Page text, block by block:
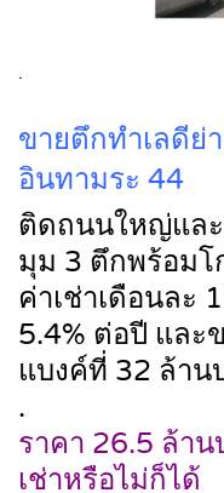
.
ขายตึกทำเลดีย่
อินทามระ 44
ติดถนนใหญ่แล
มุม 3 ตึกพร้อมโ
ค่าเช่าเดือนละ
5.4% ต่อปี และ
แบงค์ที่ 32 ล้าน
.
ราคา 26.5 ล้า
เช่าหรือไม่ก็ได้